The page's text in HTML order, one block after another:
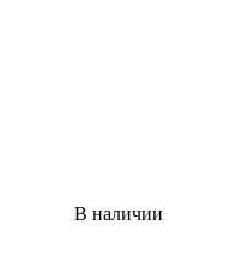
В наличии